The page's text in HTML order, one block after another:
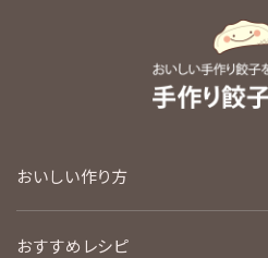
おいしい作り方
おすすめレシピ